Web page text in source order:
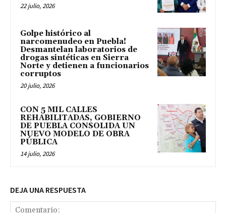
22 julio, 2026
Golpe histórico al
narcomenudeo en Puebla!
Desmantelan laboratorios de
drogas sintéticas en Sierra
Norte y detienen a funcionarios
corruptos
20 julio, 2026
CON 5 MIL CALLES
REHABILITADAS, GOBIERNO
DE PUEBLA CONSOLIDA UN
NUEVO MODELO DE OBRA
PÚBLICA
14 julio, 2026
DEJA UNA RESPUESTA